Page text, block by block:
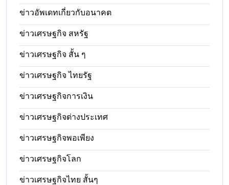
ข่าวอัพเดทเกี่ยวกับอนาคต
ข่าวเศรษฐกิจ สหรัฐ
ข่าวเศรษฐกิจ สั้น ๆ
ข่าวเศรษฐกิจ ไทยรัฐ
ข่าวเศรษฐกิจการเงิน
ข่าวเศรษฐกิจต่างประเทศ
ข่าวเศรษฐกิจพอเพียง
ข่าวเศรษฐกิจโลก
ข่าวเศรษฐกิจไทย สั้นๆ